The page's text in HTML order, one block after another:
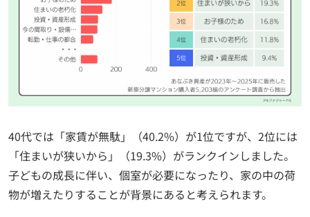
40代では「家賃が無駄」（40.2%）が1位ですが、2位には
「住まいが狭いから」（19.3%）がランクインしました。
子どもの成長に伴い、個室が必要になったり、家の中の荷
物が増えたりすることが背景にあると考えられます。